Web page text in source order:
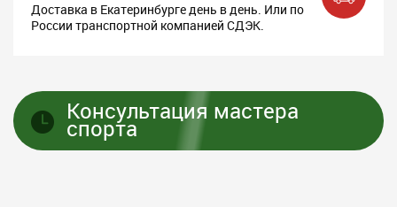
Доставка в Екатеринбурге день в день. Или по
России транспортной компанией СДЭК.
Консультация мастера
спорта